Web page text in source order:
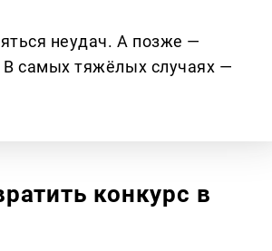
неудач. А позже —
В самых тяжёлых случаях —
конкурс в